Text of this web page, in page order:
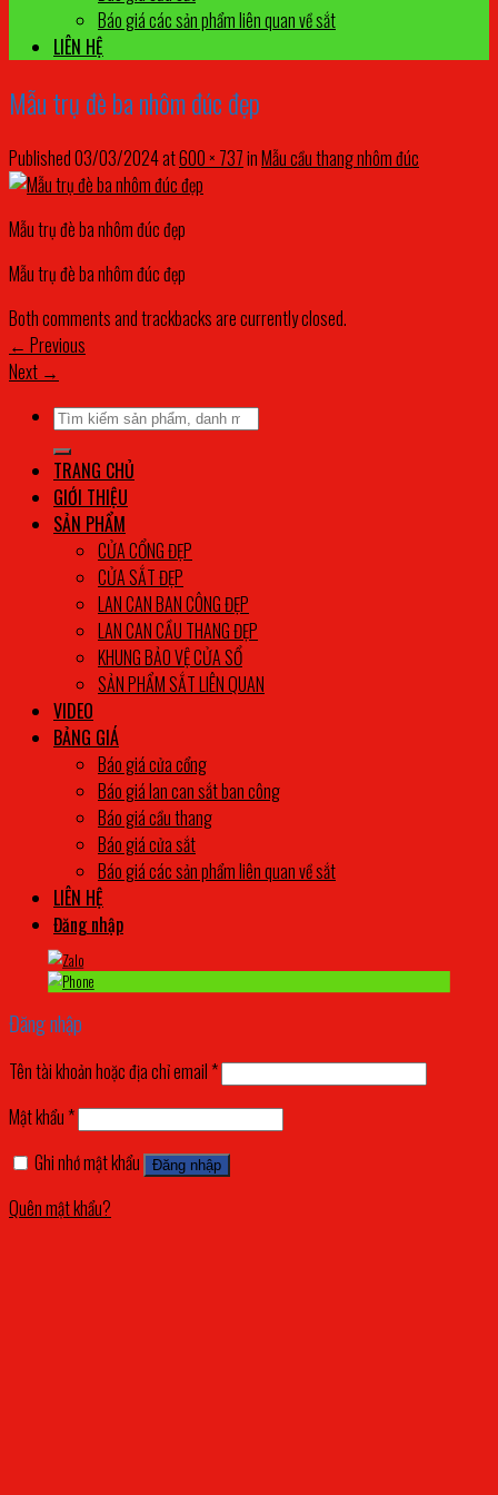
Báo giá các sản phẩm liên quan về sắt
LIÊN HỆ
Mẫu trụ đè ba nhôm đúc đẹp
Published03/03/2024at600 × 737inMẫu cầu thang nhôm đúc
Mẫu trụ đè ba nhôm đúc đẹp
Mẫu trụ đè ba nhôm đúc đẹp
Both comments and trackbacks are currently closed.
← Previous
Next →
Tìm
kiếm:
TRANG CHỦ
GIỚI THIỆU
SẢN PHẨM
CỬA CỔNG ĐẸP
CỬA SẮT ĐẸP
LAN CAN BAN CÔNG ĐẸP
LAN CAN CẦU THANG ĐẸP
KHUNG BẢO VỆ CỬA SỔ
SẢN PHẨM SẮT LIÊN QUAN
VIDEO
BẢNG GIÁ
Báo giá cửa cổng
Báo giá lan can sắt ban công
Báo giá cầu thang
Báo giá cửa sắt
Báo giá các sản phẩm liên quan về sắt
LIÊN HỆ
Đăng nhập
Đăng nhập
Tên tài khoản hoặc địa chỉ email *
Mật khẩu *
Ghi nhớ mật khẩu
Đăng nhập
Quên mật khẩu?